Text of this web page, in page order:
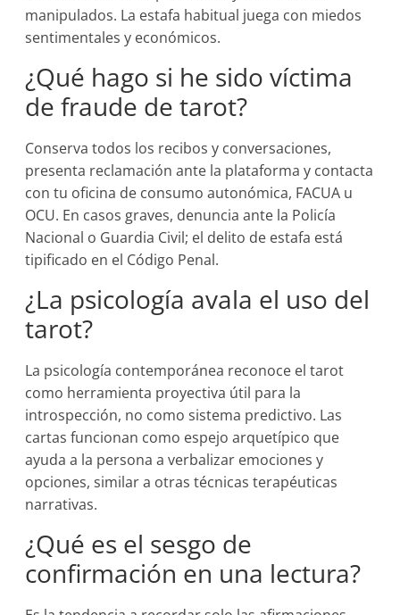
manipulados. La estafa habitual juega con miedos
sentimentales y económicos.
¿Qué hago si he sido víctima
de fraude de tarot?
Conserva todos los recibos y conversaciones,
presenta reclamación ante la plataforma y contacta
con tu oficina de consumo autonómica, FACUA u
OCU. En casos graves, denuncia ante la Policía
Nacional o Guardia Civil; el delito de estafa está
tipificado en el Código Penal.
¿La psicología avala el uso del
tarot?
La psicología contemporánea reconoce el tarot
como herramienta proyectiva útil para la
introspección, no como sistema predictivo. Las
cartas funcionan como espejo arquetípico que
ayuda a la persona a verbalizar emociones y
opciones, similar a otras técnicas terapéuticas
narrativas.
¿Qué es el sesgo de
confirmación en una lectura?